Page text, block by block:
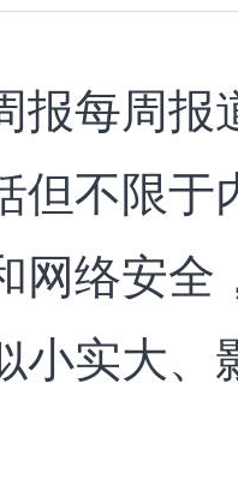
报每周报
但不限于
网络安全
小实大、